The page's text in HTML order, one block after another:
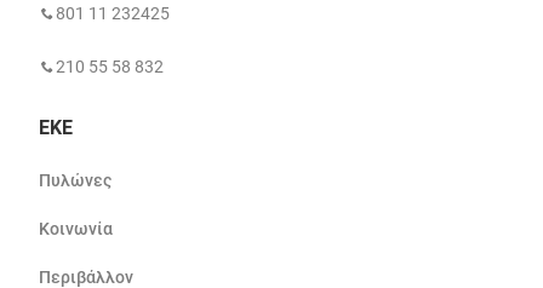
801 11 232425
210 55 58 832
ΕΚΕ
Πυλώνες
Κοινωνία
Περιβάλλον